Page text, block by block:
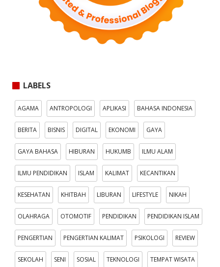
LABELS
AGAMA ANTROPOLOGI APLIKASI BAHASA INDONESIA
BERITA BISNIS DIGITAL EKONOMI GAYA
GAYA BAHASA HIBURAN HUKUMB ILMU ALAM
ILMU PENDIDIKAN ISLAM KALIMAT KECANTIKAN
KESEHATAN KHITBAH LIBURAN LIFESTYLE NIKAH
OLAHRAGA OTOMOTIF PENDIDIKAN PENDIDIKAN ISLAM
PENGERTIAN PENGERTIAN KALIMAT PSIKOLOGI REVIEW
SEKOLAH SENI SOSIAL TEKNOLOGI TEMPAT WISATA